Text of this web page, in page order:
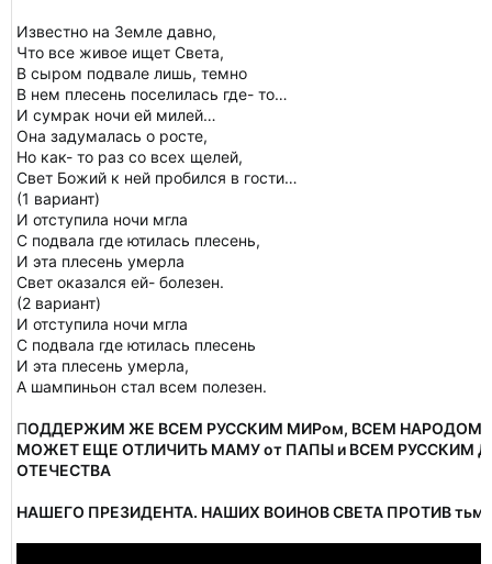
Известно на Земле давно,
Что все живое ищет Света,
В сыром подвале лишь, темно
В нем плесень поселилась где- то…
И сумрак ночи ей милей…
Она задумалась о росте,
Но как- то раз со всех щелей,
Свет Божий к ней пробился в гости…
(1 вариант)
И отступила ночи мгла
С подвала где ютилась плесень,
И эта плесень умерла
Свет оказался ей- болезен.
(2 вариант)
И отступила ночи мгла
С подвала где ютилась плесень
И эта плесень умерла,
А шампиньон стал всем полезен.
ПОДДЕРЖИМ ЖЕ ВСЕМ РУССКИМ МИРом, ВСЕМ НАРОДОМ,
МОЖЕТ ЕЩЕ ОТЛИЧИТЬ МАМУ от ПАПЫ и ВСЕМ РУССКИМ
ОТЕЧЕСТВА
НАШЕГО ПРЕЗИДЕНТА. НАШИХ ВОИНОВ СВЕТА ПРОТИВ тьмы